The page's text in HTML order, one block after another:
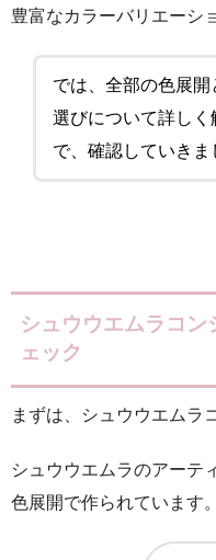
豊富なカラーバリエーシ
では、全部の色展
選びについて詳しく
で、確認していきま
シュウウエムラコ
ェック
まずは、シュウウエムラ
シュウウエムラのアーテ
色展開で作られています。